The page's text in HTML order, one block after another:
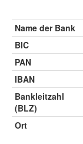
Name der Bank
BIC
PAN
IBAN
Bankleitzahl
(BLZ)
Ort